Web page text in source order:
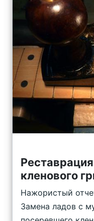
кленового
Нажористый
Замена ладов с